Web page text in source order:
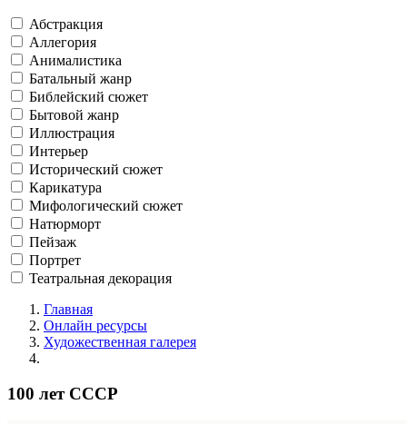
Абстракция
Аллегория
Анималистика
Батальный жанр
Библейский сюжет
Бытовой жанр
Иллюстрация
Интерьер
Исторический сюжет
Карикатура
Мифологический сюжет
Натюрморт
Пейзаж
Портрет
Театральная декорация
Главная
Онлайн ресурсы
Художественная галерея
100 лет СССР